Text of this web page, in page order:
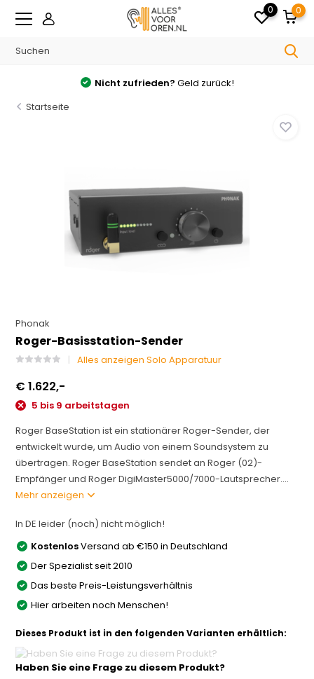
0 0
Nicht zufrieden? Geld zurück!
Startseite
Phonak
Roger-Basisstation-Sender
Alles anzeigen Solo Apparatuur
€ 1.622,-
5 bis 9 arbeitstagen
Roger BaseStation ist ein stationärer Roger-Sender, der
entwickelt wurde, um Audio von einem Soundsystem zu
übertragen. Roger BaseStation sendet an Roger (02)-
Empfänger und Roger DigiMaster5000/7000-Lautsprecher....
Mehr anzeigen
In DE leider (noch) nicht möglich!
KostenlosVersand ab €150 in Deutschland
Der Spezialist seit 2010
Das beste Preis-Leistungsverhältnis
Hier arbeiten noch Menschen!
Dieses Produkt ist in den folgenden Varianten erhältlich:
Haben Sie eine Frage zu diesem Produkt?